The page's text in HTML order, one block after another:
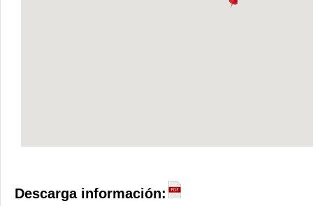
Descarga información: